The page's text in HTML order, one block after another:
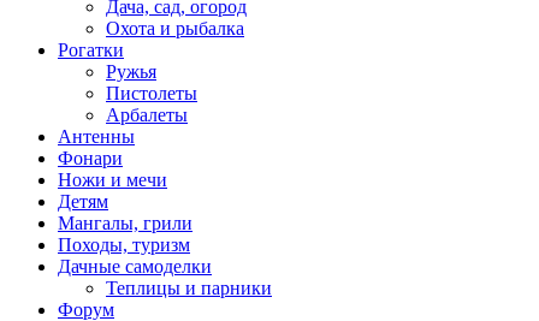
Дача, сад, огород
Охота и рыбалка
Рогатки
Ружья
Пистолеты
Арбалеты
Антенны
Фонари
Ножи и мечи
Детям
Мангалы, грили
Походы, туризм
Дачные самоделки
Теплицы и парники
Форум